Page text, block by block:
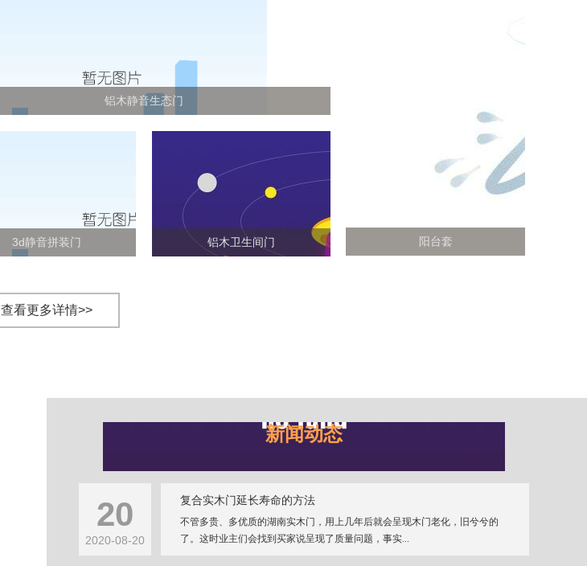
铝木静音生态门
3d静音拼装门 铝木卫生间门 阳台套
查看更多详情>>
新闻动态
20
2020-08-20
复合实木门延长寿命的方法
不管多贵、多优质的湖南实木门，用上几年后就会呈现木门老化，旧兮兮的
了。这时业主们会找到买家说呈现了质量问题，事实...